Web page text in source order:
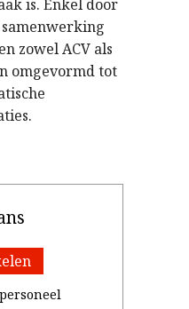
is. Enkel door
zowel ACV als
omgevormd tot